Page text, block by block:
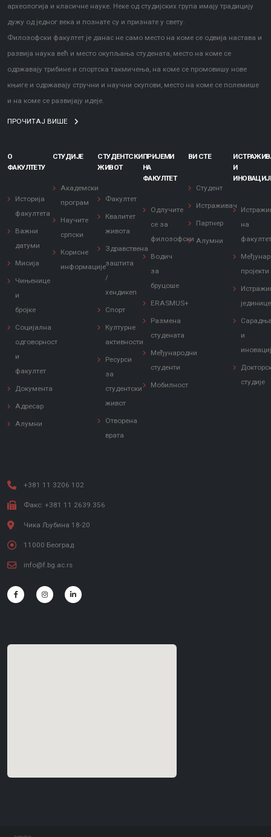
археологија и класичне науке. Неке од студијских група имају традицију
дужу од једног века и познате су и признате у свету.
Филозофски факултет је данас не само место на коме се одвија настава и
развија наука већ и место окупљања студената, место на коме се
одржавају трибине и спортска такмичења, на коме се промовишу нове
књиге и одржавају стручни и научни скупови, место на коме се полемише
и на коме се развијају идеје.
ПРОЧИТАЈ ВИШЕ
О
ФАКУЛТЕТУ
Историја
факултета
Важни
датуми
Мисија
Чињенице
и
бројке
Социјална
одговорност
и
факултет
Документа
Адресар
Алумни
СТУДИЈЕ
Академски
програм
Научите
српски
Корисне
информације
СТУДЕНТСКИ
ЖИВОТ
Факултет
Квалитет
живота
Здравствена
заштита
/
хендикеп
Спорт
Културне
активности
Ресурси
за
студентски
живот
Отворена
врата
ПРИЈЕМИ
НА
ФАКУЛТЕТ
Одлучите
се за
филозофски
Водич
за
бруцоше
ERASMUS+
Размена
студената
Међународни
студенти
Мобилност
ВИ СТЕ
Студент
Истраживач
Партнер
Алумни
И
на
пројекти
јединице
и
студије
+381 11 3206 102
Факс: +381 11 2639 356
Чика Љубина 18-20
11000 Београд
info@f.bg.ac.rs